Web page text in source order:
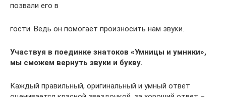
позвали его в
гости. Ведь он помогает произносить нам звуки.
Участвуя в поединке знатоков «Умницы и умники»,
мы сможем вернуть звуки и букву.
Каждый правильный, оригинальный и умный ответ